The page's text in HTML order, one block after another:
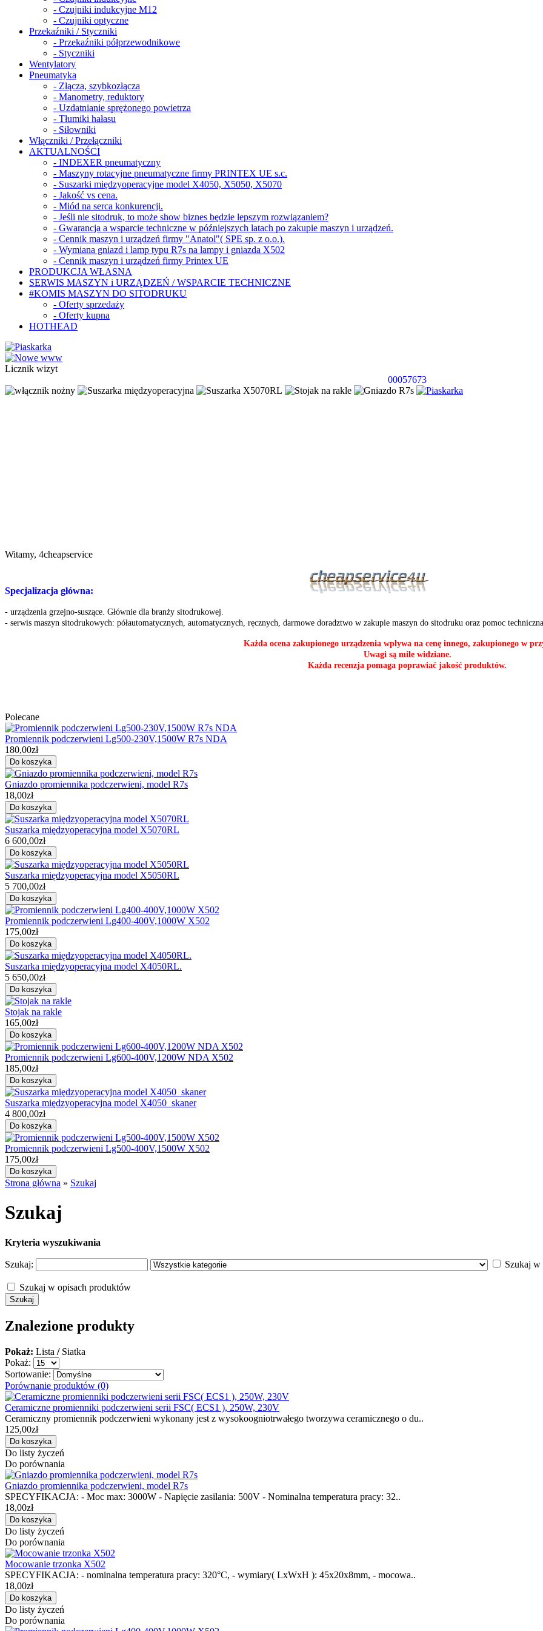
- Czujniki indukcyjne M12
- Czujniki optyczne
Przekaźniki / Styczniki
- Przekaźniki półprzewodnikowe
- Styczniki
Wentylatory
Pneumatyka
- Złącza, szybkozłącza
- Manometry, reduktory
- Uzdatnianie sprężonego powietrza
- Tłumiki hałasu
- Siłowniki
Włączniki / Przełączniki
AKTUALNOŚCI
- INDEXER pneumatyczny
- Maszyny rotacyjne pneumatyczne firmy PRINTEX UE s.c.
- Suszarki międzyoperacyjne model X4050, X5050, X5070
- Jakość vs cena.
- Miód na serca konkurencji.
- Jeśli nie sitodruk, to może show biznes będzie lepszym rozwiązaniem?
- Gwarancja a wsparcie techniczne w późniejszych latach po zakupie maszyn i urządzeń.
- Cennik maszyn i urządzeń firmy "Anatol"( SPE sp. z o.o.).
- Wymiana gniazd i lamp typu R7s na lampy i gniazda X502
- Cennik maszyn i urządzeń firmy Printex UE
PRODUKCJA WŁASNA
SERWIS MASZYN i URZĄDZEŃ / WSPARCIE TECHNICZNE
#KOMIS MASZYN DO SITODRUKU
- Oferty sprzedaży
- Oferty kupna
HOTHEAD
Licznik wizyt
00057673
Witamy, 4cheapservice
Specjalizacja główna:
- urządzenia grzejno-suszące. Głównie dla branży sitodrukowej.
- serwis maszyn sitodrukowych: półautomatycznych, automatycznych, ręcznych, darmowe doradztwo w zakupie maszyn do sitodruku oraz pomoc
Każda ocena zakupionego urządzenia wpływa na cenę innego, zakupionego w
Uwagi są mile widziane.
Każda recenzja pomaga poprawiać jakość produktów.
Polecane
Promiennik podczerwieni Lg500-230V,1500W R7s NDA
180,00zł
Gniazdo promiennika podczerwieni, model R7s
18,00zł
Suszarka międzyoperacyjna model X5070RL
6 600,00zł
Suszarka międzyoperacyjna model X5050RL
5 700,00zł
Promiennik podczerwieni Lg400-400V,1000W X502
175,00zł
Suszarka międzyoperacyjna model X4050RL.
5 650,00zł
Stojak na rakle
165,00zł
Promiennik podczerwieni Lg600-400V,1200W NDA X502
185,00zł
Suszarka międzyoperacyjna model X4050_skaner
4 800,00zł
Promiennik podczerwieni Lg500-400V,1500W X502
175,00zł
Strona główna » Szukaj
Szukaj
Kryteria wyszukiwania
Szukaj: Szukaj w
Szukaj w opisach produktów
Znalezione produkty
Pokaż: Lista / Siatka
Pokaż:
Sortowanie:
Porównanie produktów (0)
Ceramiczne promienniki podczerwieni serii FSC( ECS1 ), 250W, 230V
Ceramiczny promiennik podczerwieni wykonany jest z wysokoogniotrwałego tworzywa ceramicznego o du..
125,00zł
Do listy życzeń
Do porównania
Gniazdo promiennika podczerwieni, model R7s
SPECYFIKACJA: - Moc max: 3000W - Napięcie zasilania: 500V - Nominalna temperatura pracy: 32..
18,00zł
Do listy życzeń
Do porównania
Mocowanie trzonka X502
SPECYFIKACJA: - nominalna temperatura pracy: 320°C, - wymiary( LxWxH ): 45x20x8mm, - mocowa..
18,00zł
Do listy życzeń
Do porównania